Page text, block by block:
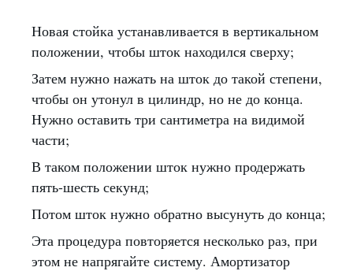
Новая стойка устанавливается в вертикальном
положении, чтобы шток находился сверху;
Затем нужно нажать на шток до такой степени,
чтобы он утонул в цилиндр, но не до конца.
Нужно оставить три сантиметра на видимой
части;
В таком положении шток нужно продержать
пять-шесть секунд;
Потом шток нужно обратно высунуть до конца;
Эта процедура повторяется несколько раз, при
этом не напрягайте систему. Амортизатор